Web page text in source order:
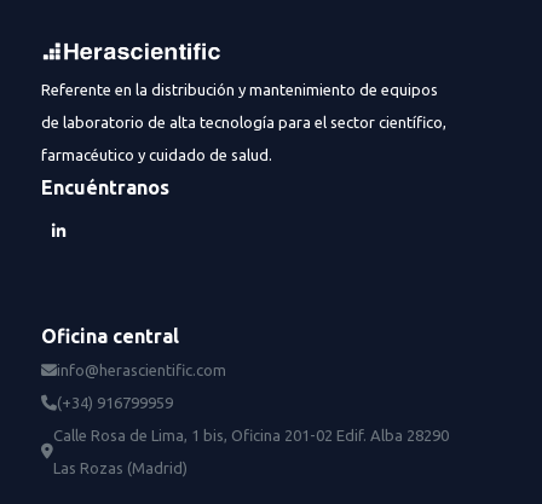
Referente en la distribución y mantenimiento de equipos
de laboratorio de alta tecnología para el sector científico,
farmacéutico y cuidado de salud.
Encuéntranos
Oficina central
info@herascientific.com
(+34) 916799959
Calle Rosa de Lima, 1 bis, Oficina 201-02 Edif. Alba 28290
Las Rozas (Madrid)